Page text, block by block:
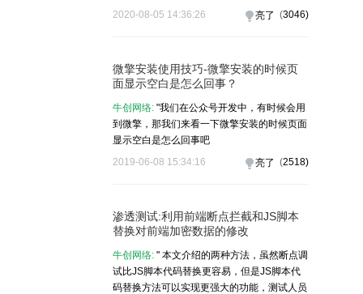
2020-08-05 14:36:26
)
3046
(
亮了
微擎安装使用技巧-微擎安装的时候页
面显示空白是怎么回事？
牛创网络: "我们在公众号开发中，有时候会用
到微擎，那我们来看一下微擎安装的时候页面
显示空白是怎么回事吧
2019-06-08 15:34:16
)
2518
(
亮了
渗透测试:利用前端断点拦截和JS脚本
替换对前端加密数据的修改
牛创网络: " 本文介绍的两种方法，虽然断点调
试比JS脚本代码替换更容易，但是JS脚本代
码替换方法可以实现更强大的功能，测试人员